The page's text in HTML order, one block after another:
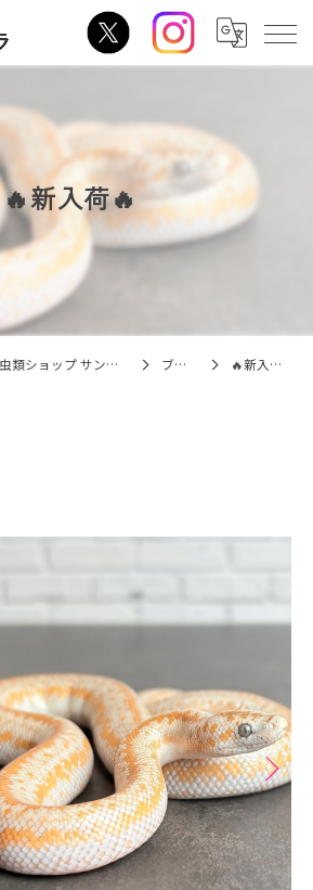
🔥新入荷🔥
千葉の爬虫類なら爬虫類ショップ サンギーラ ブログ 🔥新入荷🔥